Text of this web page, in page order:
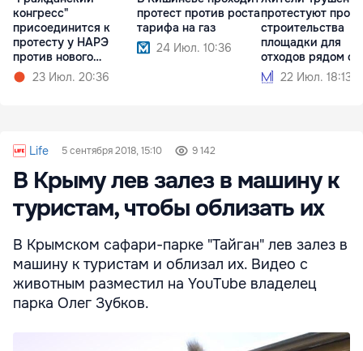
конгресс"
присоединится к
протесту у НАРЭ
против нового
тарифного шока
23 Июл. 20:36
протест против роста
тарифа на газ
24 Июл. 10:36
протестуют
строительства
площадки для
отходов рядом с
домами
22 Июл. 18:13
Life 5 сентября 2018, 15:10 9 142
В Крыму лев залез в машину к
туристам, чтобы облизать их
В Крымском сафари-парке "Тайган" лев залез в
машину к туристам и облизал их. Видео с
животным разместил на YouTube владелец
парка Олег Зубков.